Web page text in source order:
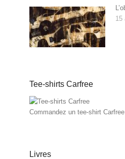
15
Tee-shirts Carfree
Commandez un tee-shirt
Livres